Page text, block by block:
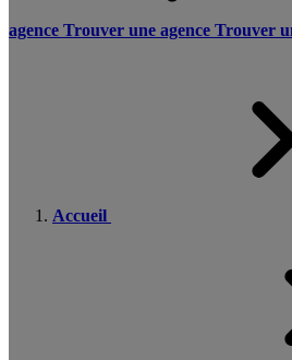
agence Trouver une agence Trouver
Accueil